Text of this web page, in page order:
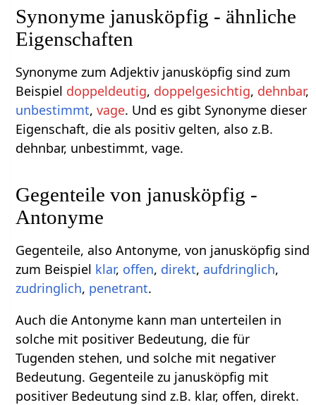
Synonyme janusköpfig - ähnliche
Eigenschaften
Synonyme zum Adjektiv janusköpfig sind zum
Beispiel doppeldeutig, doppelgesichtig, dehnbar,
unbestimmt,vage. Und es gibt Synonyme dieser
Eigenschaft, die als positiv gelten, also z.B.
dehnbar, unbestimmt, vage.
Gegenteile von janusköpfig -
Antonyme
Gegenteile, also Antonyme, von janusköpfig sind
zum Beispiel klar, offen, direkt, aufdringlich,
zudringlich, penetrant.
Auch die Antonyme kann man unterteilen in
solche mit positiver Bedeutung, die für
Tugenden stehen, und solche mit negativer
Bedeutung. Gegenteile zu janusköpfig mit
positiver Bedeutung sind z.B. klar, offen, direkt.